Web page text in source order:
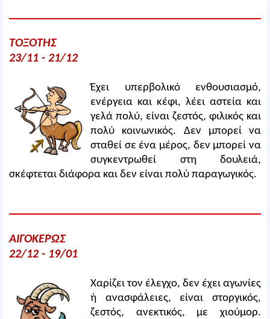
ΤΟΞΟΤΗΣ
23/11 - 21/12
Έχει υπερβολικό ενθουσιασμό,
ενέργεια και κέφι, λέει αστεία και
γελά πολύ, είναι ζεστός, φιλικός και
πολύ κοινωνικός. Δεν μπορεί να
σταθεί σε ένα μέρος, δεν μπορεί να
συγκεντρωθεί στη δουλειά,
σκέφτεται διάφορα και δεν είναι πολύ παραγωγικός.
ΑΙΓΟΚΕΡΩΣ
22/12 - 19/01
Χαρίζει τον έλεγχο, δεν έχει αγωνίες
ή ανασφάλειες, είναι στοργικός,
ζεστός, ανεκτικός, με χιούμορ.